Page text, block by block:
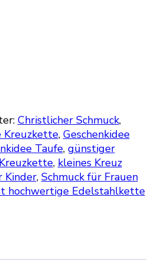
Christlicher Schmuck,
Kreuzkette, Geschenkidee
Taufe, günstiger
, kleines Kreuz
Kinder, Schmuck für Frauen
hochwertige Edelstahlkette